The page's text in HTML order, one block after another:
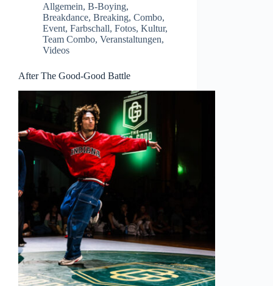
Allgemein, B-Boying,
Breakdance, Breaking, Combo,
Event, Farbschall, Fotos, Kultur,
Team Combo, Veranstaltungen,
Videos
After The Good-Good Battle